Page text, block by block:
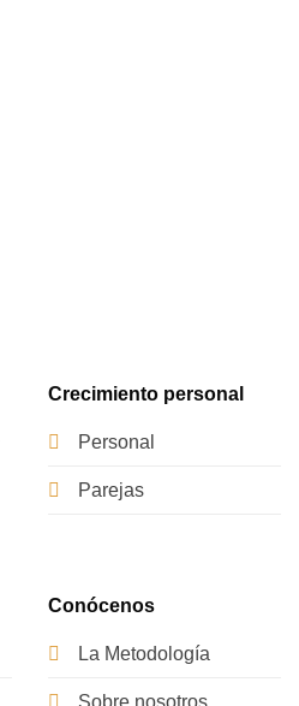
Crecimiento personal
Personal
Parejas
Conócenos
La Metodología